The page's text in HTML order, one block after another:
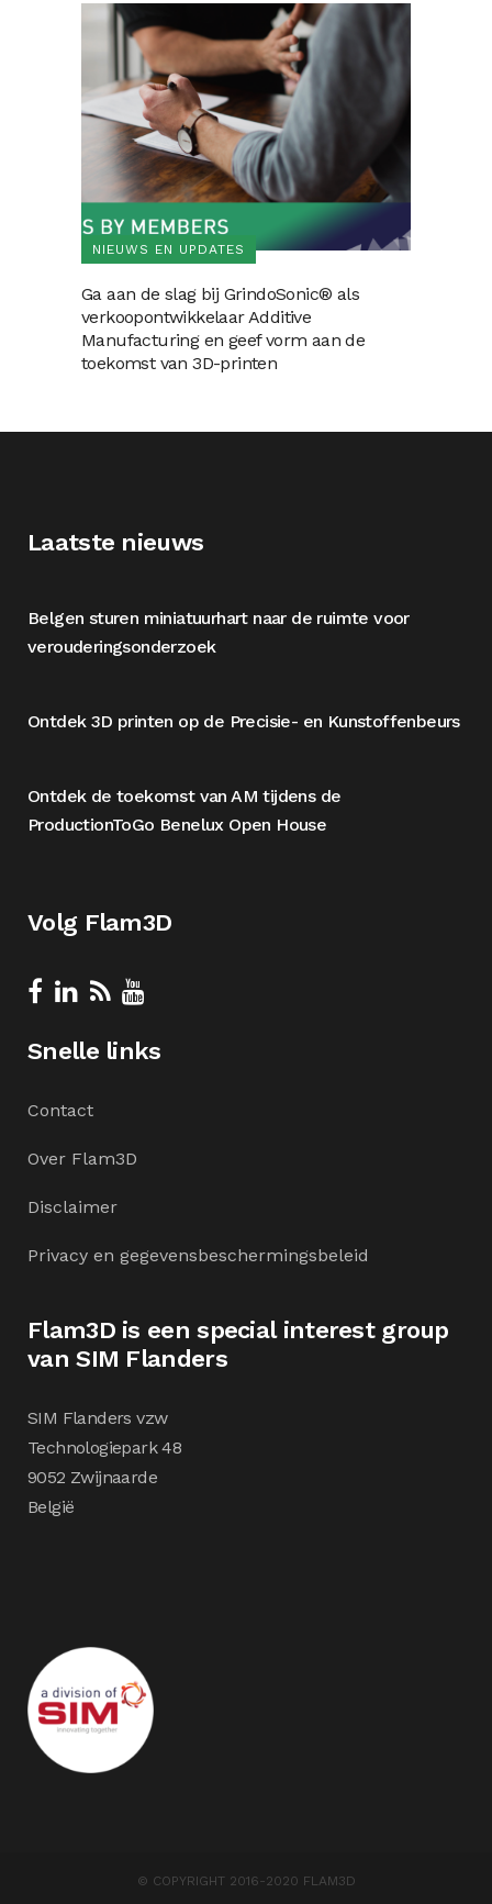
NIEUWS EN UPDATES
Ga aan de slag bij GrindoSonic® als
verkoopontwikkelaar Additive
Manufacturing en geef vorm aan de
toekomst van 3D-printen
Laatste nieuws
Belgen sturen miniatuurhart naar de ruimte voor
verouderingsonderzoek
Ontdek 3D printen op de Precisie- en Kunstoffenbeurs
Ontdek de toekomst van AM tijdens de
ProductionToGo Benelux Open House
Volg Flam3D
Snelle links
Contact
Over Flam3D
Disclaimer
Privacy en gegevensbeschermingsbeleid
Flam3D is een special interest group
van SIM Flanders
SIM Flanders vzw
Technologiepark 48
9052 Zwijnaarde
België
© COPYRIGHT 2016-2020 FLAM3D